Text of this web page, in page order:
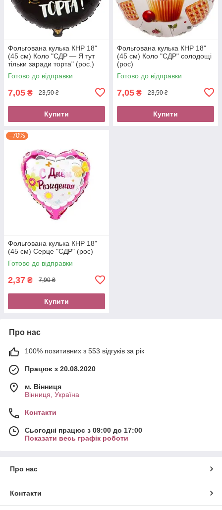
Фольгована кулька КНР 18"
(45 см) Коло "СДР — Я тут
тільки заради торта" (рос.)
Готово до відправки
7,05 ₴ 23,50 ₴
Купити
Фольгована кулька КНР 18"
(45 см) Коло "СДР" солодощі
(рос)
Готово до відправки
7,05 ₴ 23,50 ₴
Купити
–70%
Фольгована кулька КНР 18"
(45 см) Серце "СДР" (рос)
Готово до відправки
2,37 ₴ 7,90 ₴
Купити
Про нас
100% позитивних з 553 відгуків за рік
Працює з 20.08.2020
м. Вінниця
Вінниця, Україна
Контакти
Сьогодні працює з 09:00 до 17:00
Показати весь графік роботи
Про нас
Контакти